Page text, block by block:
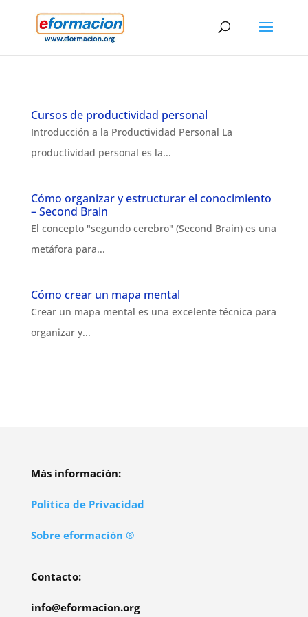
Cursos de productividad personal
Introducción a la Productividad Personal La
productividad personal es la...
Cómo organizar y estructurar el conocimiento
– Second Brain
El concepto "segundo cerebro" (Second Brain) es una
metáfora para...
Cómo crear un mapa mental
Crear un mapa mental es una excelente técnica para
organizar y...
Más información:
Política de Privacidad
Sobre eformación ®
Contacto:
info@eformacion.org